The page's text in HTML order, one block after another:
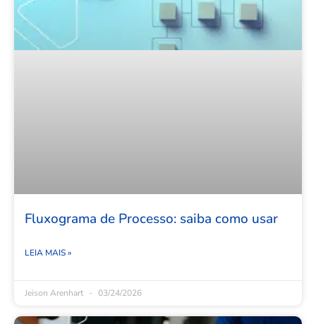
Fluxograma de Processo: saiba como usar
LEIA MAIS »
Jeison Arenhart 03/24/2026